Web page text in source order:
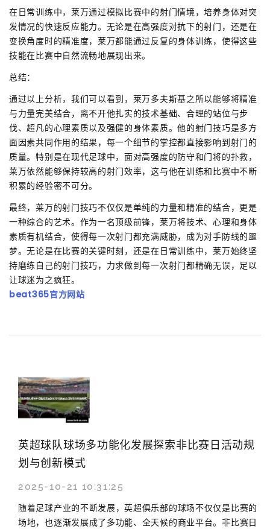
在日常训练中，莱万通过模拟比赛中的射门情境，培养身体对突
发情况的快速反应能力。无论是在高强度对抗下的射门，还是在
变换角度时的精准度，莱万都能通过反复的身体训练，使得这些
技能在比赛中自然流畅地展现出来。
总结：
通过以上分析，我们可以看到，莱万多夫斯基之所以能够将精准
与力量完美结合，离不开他扎实的技术基础、合理的站位与步
伐、超凡的心理素质以及强健的身体素质。他的射门技巧是多方
面因素共同作用的结果，每一个细节的掌控都直接影响到射门的
质量。特别是在现代足球中，面对高强度的防守和门将的扑救，
莱万依然能够保持较高的射门效率，这与他在训练和比赛中不断
积累的经验密不可分。
最终，莱万的射门技巧不仅仅是单纯的力量和精准的结合，更是
一种综合的艺术。作为一名顶级前锋，莱万将技术、心理和身体
素质有机结合，使得每一次射门都充满威胁，成为对手防线的噩
梦。无论是在比赛的关键时刻，还是在日常训练中，莱万始终坚
持磨练自己的射门技巧，力求做到每一次射门都精确无误，足以
让球迷为之疯狂。
beat365官方网站
英超球队球场多功能化发展探索非比赛日活动规
划与创新模式
2025-10-21 10:31:25
随着足球产业的不断发展，英超俱乐部的球场不仅仅是比赛的
场地，也逐渐发展成了多功能、全天候的商业平台。非比赛日